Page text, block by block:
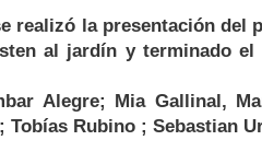
realizó la presentación del
al jardín y terminado
Alegre; Mia Gallinal,
Tobías Rubino ; Sebastian